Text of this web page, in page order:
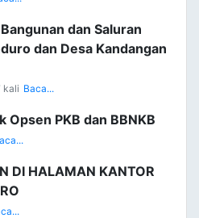
dan Saluran
dan Desa Kandangan
kali Baca...
Opsen PKB dan BBNKB
DI HALAMAN KANTOR